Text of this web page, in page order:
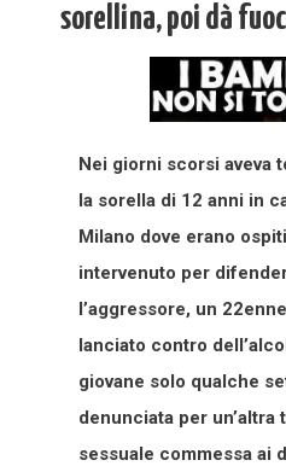
sorellina, poi dà
Nei giorni scorsi aveva
la sorella di 12 anni in
Milano dove erano
intervenuto per
l’aggressore, un
lanciato contro
giovane solo qualche
denunciata per un’altra
sessuale commessa ai